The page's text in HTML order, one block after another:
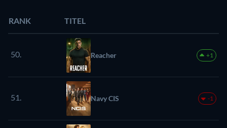
RANK TITEL
50. Reacher +1
51. Navy CIS -1